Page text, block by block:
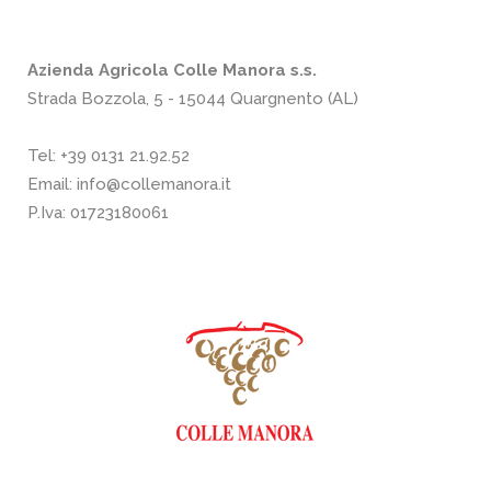
Azienda Agricola Colle Manora s.s.
Strada Bozzola, 5 - 15044 Quargnento (AL)
Tel: +39 0131 21.92.52
Email: info@collemanora.it
P.Iva: 01723180061